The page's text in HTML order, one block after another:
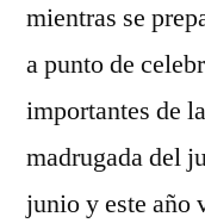
mientras se
a punto de
importantes de
madrugada del
junio y este año